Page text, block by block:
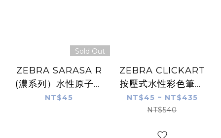
Sold Out
ZEBRA SARASA R
(濃系列）水性原子筆
0.5mm 黑色
NT$45
ZEBRA CLICKART
按壓式水性彩色筆｜
ZEBRA Click Art
NT$45 ~ NT$435
NT$540